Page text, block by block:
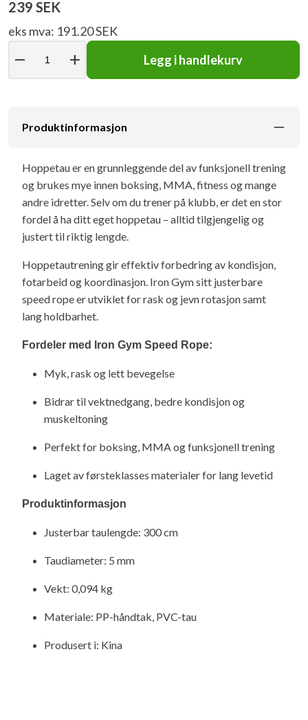
239 SEK
eks mva: 191.20 SEK
remove add Legg i handlekurv
Produktinformasjon
Hoppetau er en grunnleggende del av funksjonell trening
og brukes mye innen boksing, MMA, fitness og mange
andre idretter. Selv om du trener på klubb, er det en stor
fordel å ha ditt eget hoppetau – alltid tilgjengelig og
justert til riktig lengde.
Hoppetautrening gir effektiv forbedring av kondisjon,
fotarbeid og koordinasjon. Iron Gym sitt justerbare
speed rope er utviklet for rask og jevn rotasjon samt
lang holdbarhet.
Fordeler med Iron Gym Speed Rope:
Myk, rask og lett bevegelse
Bidrar til vektnedgang, bedre kondisjon og
muskeltoning
Perfekt for boksing, MMA og funksjonell trening
Laget av førsteklasses materialer for lang levetid
Produktinformasjon
Justerbar taulengde: 300 cm
Taudiameter: 5 mm
Vekt: 0,094 kg
Materiale: PP-håndtak, PVC-tau
Produsert i: Kina